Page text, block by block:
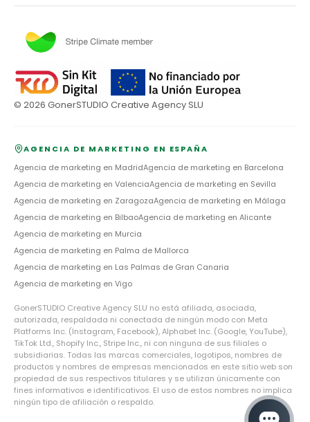
© 2026 GonerSTUDIO Creative Agency SLU
AGENCIA DE MARKETING EN ESPAÑA
Agencia de marketing en MadridAgencia de marketing en Barcelona
Agencia de marketing en ValenciaAgencia de marketing en Sevilla
Agencia de marketing en ZaragozaAgencia de marketing en Málaga
Agencia de marketing en BilbaoAgencia de marketing en Alicante
Agencia de marketing en Murcia
Agencia de marketing en Palma de Mallorca
Agencia de marketing en Las Palmas de Gran Canaria
Agencia de marketing en Vigo
GonerSTUDIO Creative Agency SLU no está afiliada, asociada,
autorizada, respaldada ni conectada de ningún modo con Meta
Platforms Inc. (Instagram, Facebook), Alphabet Inc. (Google, YouTube),
TikTok Ltd., Shopify Inc., Stripe Inc., ni con ninguna de sus filiales o
subsidiarias. Todas las marcas comerciales, logotipos, nombres de
productos y nombres de empresas mencionados en este sitio web son
propiedad de sus respectivos titulares y se utilizan únicamente con
fines informativos e identificativos. El uso de estos nombres no implica
ningún tipo de afiliación o respaldo.